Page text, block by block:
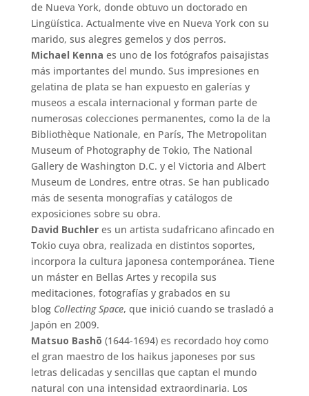
de Nueva York, donde obtuvo un doctorado en
Lingüística. Actualmente vive en Nueva York con su
marido, sus alegres gemelos y dos perros.
Michael Kenna es uno de los fotógrafos paisajistas
más importantes del mundo. Sus impresiones en
gelatina de plata se han expuesto en galerías y
museos a escala internacional y forman parte de
numerosas colecciones permanentes, como la de la
Bibliothèque Nationale, en París, The Metropolitan
Museum of Photography de Tokio, The National
Gallery de Washington D.C. y el Victoria and Albert
Museum de Londres, entre otras. Se han publicado
más de sesenta monografías y catálogos de
exposiciones sobre su obra.
David Buchler es un artista sudafricano afincado en
Tokio cuya obra, realizada en distintos soportes,
incorpora la cultura japonesa contemporánea. Tiene
un máster en Bellas Artes y recopila sus
meditaciones, fotografías y grabados en su
blog Collecting Space, que inició cuando se trasladó a
Japón en 2009.
Matsuo Bashō (1644-1694) es recordado hoy como
el gran maestro de los haikus japoneses por sus
letras delicadas y sencillas que captan el mundo
natural con una intensidad extraordinaria. Los